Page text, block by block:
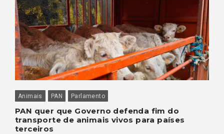
Animais PAN Parlamento
PAN quer que Governo defenda fim do
transporte de animais vivos para países
terceiros